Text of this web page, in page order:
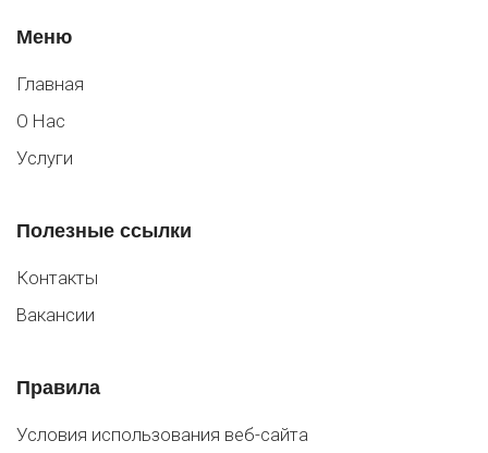
Меню
Главная
О Нас
Услуги
Полезные ссылки
Контакты
Вакансии
Правила
Условия использования веб-сайта